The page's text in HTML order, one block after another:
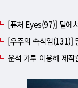
[퓨처 Eyes(97)] 달에
[우주의 속삭임(131)]
운석 가루 이용해 제